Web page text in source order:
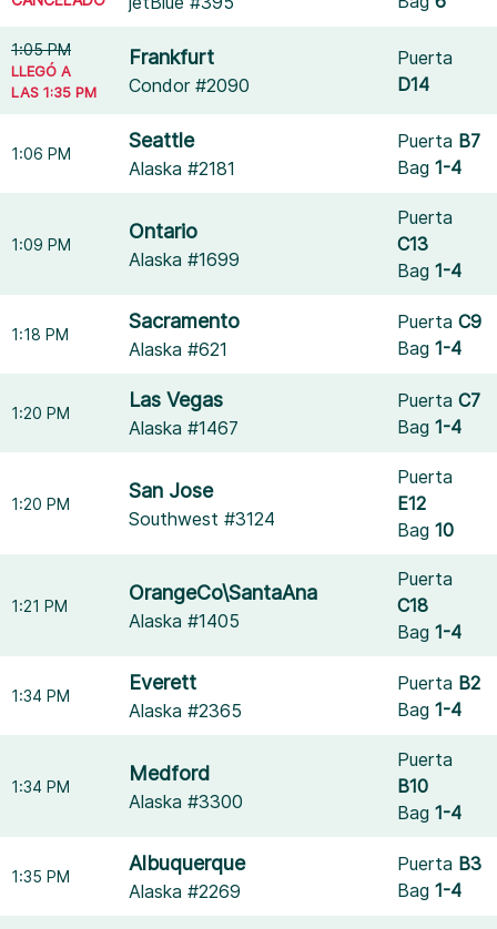
1:05 PM
LLEGÓ A
LAS 1:35 PM
Frankfurt
Condor #2090
Puerta
D14
1:06 PM
Seattle
Alaska #2181
Puerta B7
Bag1-4
1:09 PM
Ontario
Alaska #1699
Puerta
C13
Bag1-4
1:18 PM
Sacramento
Alaska #621
PuertaC9
Bag1-4
1:20 PM
Las Vegas
Alaska #1467
PuertaC7
Bag1-4
1:20 PM
San Jose
Southwest #3124
Puerta
E12
Bag10
1:21 PM
OrangeCo\SantaAna
Alaska #1405
Puerta
C18
Bag1-4
1:34 PM
Everett
Alaska #2365
Puerta B2
Bag1-4
1:34 PM
Medford
Alaska #3300
Puerta
B10
Bag1-4
1:35 PM
Albuquerque
Alaska #2269
Puerta B3
Bag1-4